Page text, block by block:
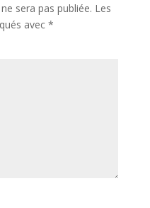
sera pas publiée. Les
avec *